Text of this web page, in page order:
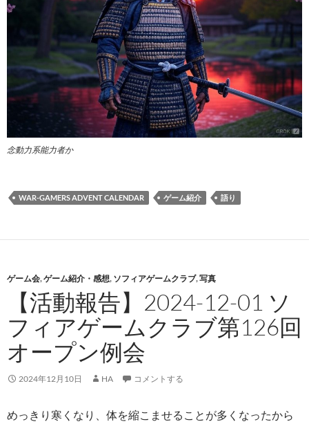
念動力系能力者か
WAR-GAMERS ADVENT CALENDAR ゲーム紹介 語り
ゲーム会,ゲーム紹介・感想, ソフィアゲームクラブ,写真
【活動報告】2024-12-01 ソ
フィアゲームクラブ第126回
オープン例会
2024年12月10日 HA コメントする
めっきり寒くなり、体を縮こませることが多くなったから